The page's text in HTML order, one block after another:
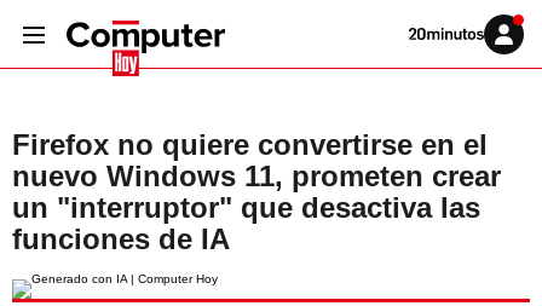
Volver
Iniciar
sesión
Firefox no quiere convertirse en el
nuevo Windows 11, prometen crear
un "interruptor" que desactiva las
funciones de IA